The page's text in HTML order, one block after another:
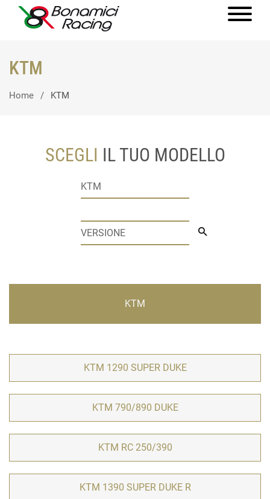
KTM
Home KTM
SCEGLI IL TUO MODELLO
KTM
KTM 1290 SUPER DUKE
KTM 790/890 DUKE
KTM RC 250/390
KTM 1390 SUPER DUKE R